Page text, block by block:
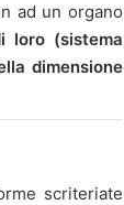
ad un organo
loro (sistema
dimensione
scriteriate